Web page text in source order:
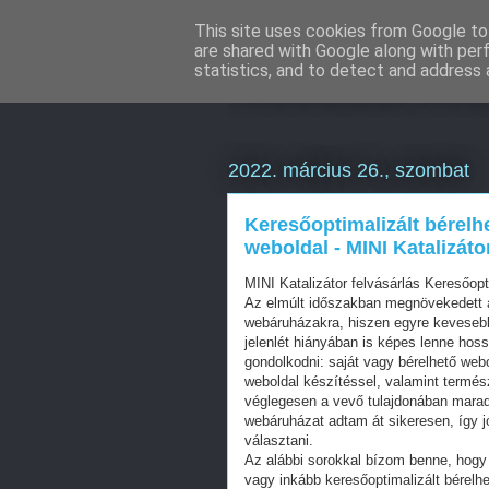
Weboldal
2022. március 26., szombat
Keresőoptimalizált
weboldal - MINI
MINI Katalizátor felvásárlás
Az elmúlt időszakban
webáruházakra, hiszen egyre
jelenlét hiányában is képes lenne
gondolkodni: saját vagy bérelhető
weboldal készítéssel, valamint
véglegesen a vevő tulajdonában
webáruházat adtam át sikeresen, így
választani.
Az alábbi sorokkal bízom benne,
vagy inkább keresőoptimalizált
This site uses cookies from Google
are shared with Google along with
statistics, and to detect and address